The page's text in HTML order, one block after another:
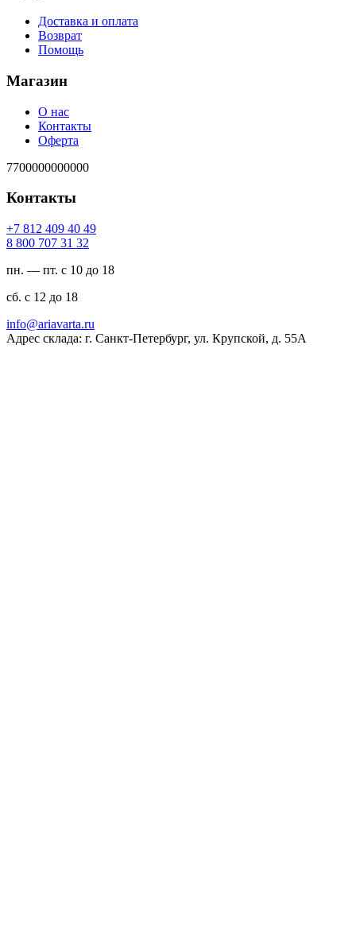
Доставка и оплата
Возврат
Помощь
Магазин
О нас
Контакты
Оферта
7700000000000
Контакты
94 04 904 218 7+
23 13 707 008 8
пн. — пт. с 10 до 18
сб. с 12 до 18
ur.atravaira@ofni
Адрес склада: г. Санкт-Петербург, ул. Крупской, д. 55А